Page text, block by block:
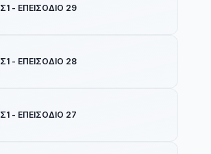
Σ1 - ΕΠΕΙΣΟΔΙΟ 29
Σ1 - ΕΠΕΙΣΟΔΙΟ 28
Σ1 - ΕΠΕΙΣΟΔΙΟ 27